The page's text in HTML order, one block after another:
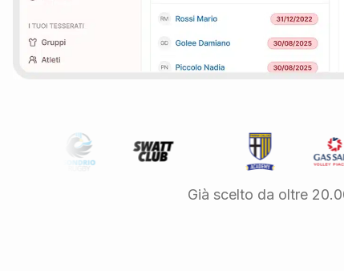
Già scelto da oltre